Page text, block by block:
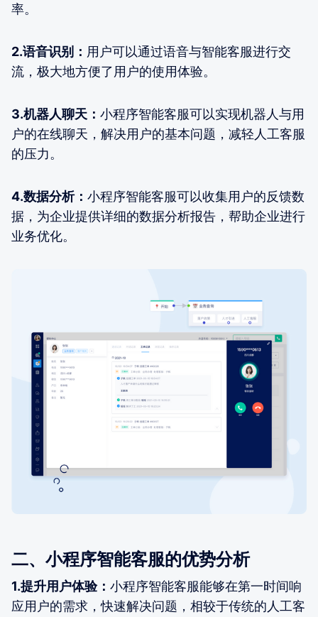
率。
2.语音识别： 用户可以通过语音与智能客服进行交
流，极大地方便了用户的使用体验。
3.机器人聊天： 小程序智能客服可以实现机器人与用
户的在线聊天，解决用户的基本问题，减轻人工客服
的压力。
4.数据分析： 小程序智能客服可以收集用户的反馈数
据，为企业提供详细的数据分析报告，帮助企业进行
业务优化。
二、小程序智能客服的优势分析
1.提升用户体验： 小程序智能客服能够在第一时间响
应用户的需求，快速解决问题，相较于传统的人工客